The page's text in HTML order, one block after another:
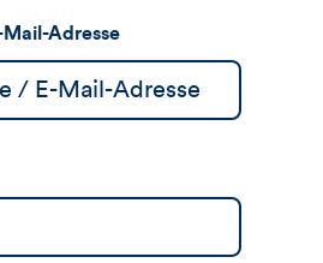
Mail-Adresse